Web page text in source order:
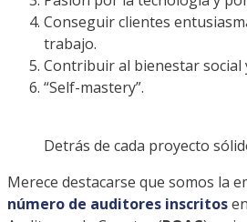
Conseguir clientes
trabajo.
Contribuir al bienestar social
“Self-mastery”.
Detrás de cada proyecto
Merece destacarse que somos la
número de auditores inscritos